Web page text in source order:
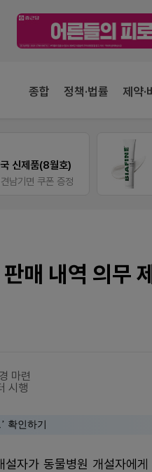
종합 정책·법률 제약·
비아핀 POSM 신청 GO!
매 내역 의무
마련
시행
확인하기
자가 동물병원 개설자에